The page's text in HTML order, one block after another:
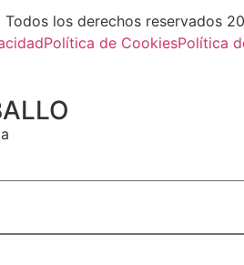
Todos los derechos reservados
Política de CookiesPolítica